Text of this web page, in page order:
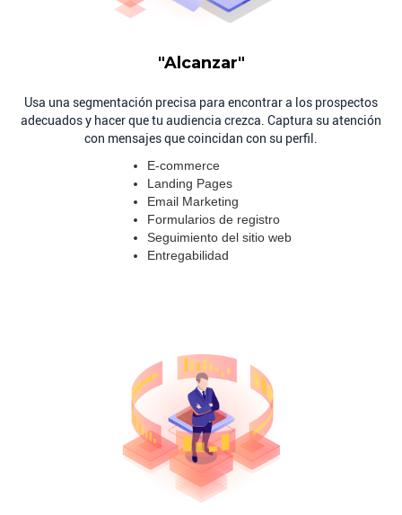
"Alcanzar"
Usa una segmentación precisa para encontrar a los prospectos
adecuados y hacer que tu audiencia crezca. Captura su atención
con mensajes que coincidan con su perfil.
E-commerce
Landing Pages
Email Marketing
Formularios de registro
Seguimiento del sitio web
Entregabilidad